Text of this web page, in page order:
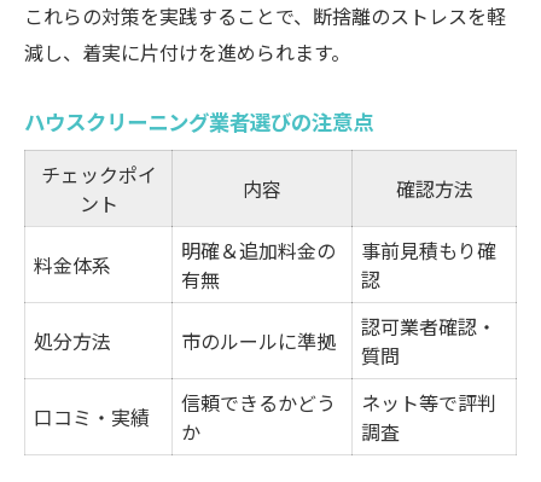
これらの対策を実践することで、断捨離のストレスを軽
減し、着実に片付けを進められます。
ハウスクリーニング業者選びの注意点
チェックポイ
ント
内容 確認方法
料金体系
明確＆追加料金の
有無
事前見積もり確
認
処分方法 市のルールに準拠
認可業者確認・
質問
口コミ・実績
信頼できるかどう
か
ネット等で評判
調査